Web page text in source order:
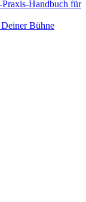
Handbuch für
Bühne